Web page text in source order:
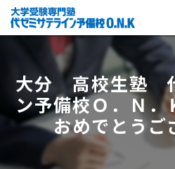
大分 高校生塾
ン予備校Ｏ．Ｎ
おめでとうご